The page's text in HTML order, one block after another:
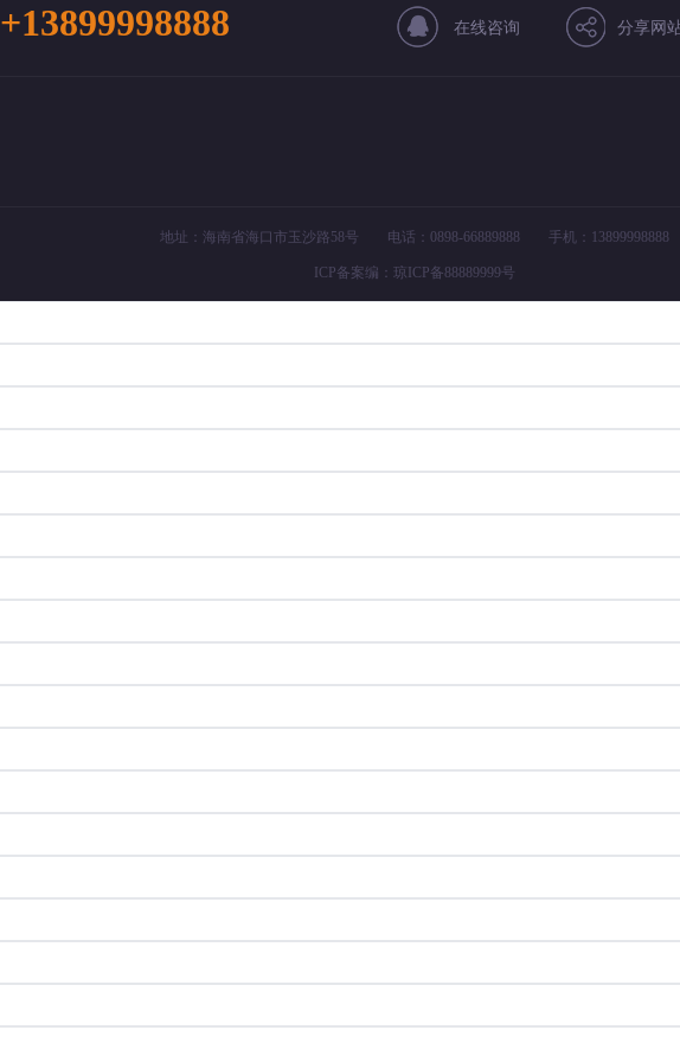
+13899998888 在线咨询 分享网
地址：海南省海口市玉沙路58号 电话：0898-66889888 手机：13899998888
ICP备案编： 琼ICP备88889999号